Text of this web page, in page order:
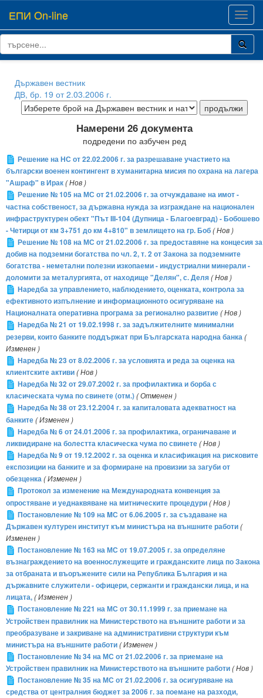
ЕПИ On-line
Държавен вестник
ДВ, бр. 19 от 2.03.2006 г.
Намерени 26 документа
подредени по азбучен ред
Решение на НС от 22.02.2006 г. за разрешаване участието на
български военен контингент в хуманитарна мисия по охрана на лагера
"Ашраф" в Ирак( Нов )
Решение № 105 на МС от 21.02.2006 г. за отчуждаване на имот -
частна собственост, за държавна нужда за изграждане на национален
инфраструктурен обект "Път III-104 (Дупница - Благоевград) - Бобошево
- Четирци от км 3+751 до км 4+810" в землището на гр. Боб( Нов )
Решение № 108 на МС от 21.02.2006 г. за предоставяне на концесия за
добив на подземни богатства по чл. 2, т. 2 от Закона за подземните
богатства - неметални полезни изкопаеми - индустриални минерали -
доломити за металургията, от находище "Делян", с. Деля( Нов )
Наредба за управлението, наблюдението, оценката, контрола за
ефективното изпълнение и информационното осигуряване на
Националната оперативна програма за регионално развитие( Нов )
Наредба № 21 от 19.02.1998 г. за задължителните минимални
резерви, които банките поддържат при Българската народна банка(
Изменен )
Наредба № 23 от 8.02.2006 г. за условията и реда за оценка на
клиентските активи( Нов )
Наредба № 32 от 29.07.2002 г. за профилактика и борба с
класическата чума по свинете (отм.)( Отменен )
Наредба № 38 от 23.12.2004 г. за капиталовата адекватност на
банките( Изменен )
Наредба № 6 от 24.01.2006 г. за профилактика, ограничаване и
ликвидиране на болестта класическа чума по свинете( Нов )
Наредба № 9 от 19.12.2002 г. за оценка и класификация на рисковите
експозиции на банките и за формиране на провизии за загуби от
обезценка( Изменен )
Протокол за изменение на Международната конвенция за
опростяване и уеднаквяване на митническите процедури( Нов )
Постановление № 109 на MС от 6.06.2005 г. за създаване на
Държавен културен институт към министъра на външните работи(
Изменен )
Постановление № 163 на МС от 19.07.2005 г. за определяне
възнаграждението на военнослужещите и гражданските лица по Закона
за отбраната и въоръжените сили на Република България и на
държавните служители - офицери, сержанти и граждански лица, и на
лицата,( Изменен )
Постановление № 221 на МС от 30.11.1999 г. за приемане на
Устройствен правилник на Министерството на външните работи и за
преобразуване и закриване на административни структури към
министъра на външните работи( Изменен )
Постановление № 34 на МС от 21.02.2006 г. за приемане на
Устройствен правилник на Министерството на външните работи( Нов )
Постановление № 35 на МС от 21.02.2006 г. за осигуряване на
средства от централния бюджет за 2006 г. за поемане на разходи,